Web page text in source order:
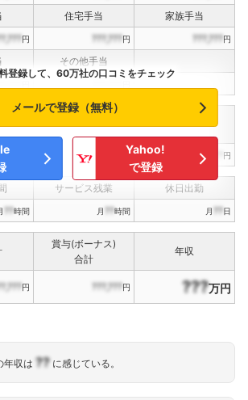
住宅手当
家族手当
円 ???,???円 ???,???円
その他手当
インセンティブ賞与
決算賞与
???,??? 円 ???,??? 円
サービス残業 休日出勤
??時間 月 ??時間 月 ??日
賞与(ボーナス)
合計
年収
円 ???,???円 ???万円
登録して、60万社の口コミをチェック
メールで登録（無料）
Yahoo!
で登録
年収は ??に感じている。